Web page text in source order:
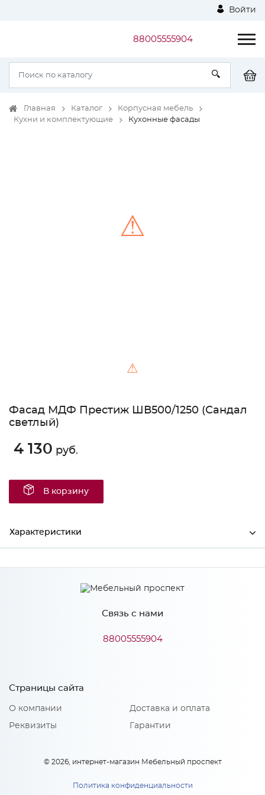
Войти
88005555904
Главная Каталог
Корпусная мебель
Кухни и комплектующие
Кухонные фасады
⚠
⚠
Фасад МДФ Престиж ШВ500/1250 (Сандал
светлый)
4 130 руб.
В корзину
Характеристики
Производитель МиФ
Количество упаковок: 2
Связь с нами
88005555904
Страницы сайта
О компании
Реквизиты
Доставка и оплата
Гарантии
© 2026, интернет-магазин Мебельный проспект
Политика конфиденциальности